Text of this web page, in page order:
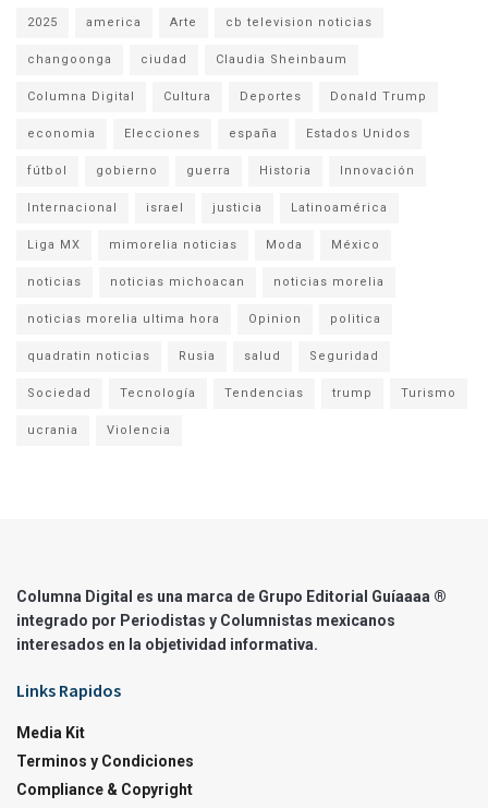
2025 america Arte cb television noticias
changoonga ciudad Claudia Sheinbaum
Columna Digital Cultura Deportes Donald Trump
economia Elecciones españa Estados Unidos
fútbol gobierno guerra Historia Innovación
Internacional israel justicia Latinoamérica
Liga MX mimorelia noticias Moda México
noticias noticias michoacan noticias morelia
noticias morelia ultima hora Opinion politica
quadratin noticias Rusia salud Seguridad
Sociedad Tecnología Tendencias trump Turismo
ucrania Violencia
Columna Digital es una marca de Grupo Editorial Guíaaaa ®
integrado por Periodistas y Columnistas mexicanos
interesados en la objetividad informativa.
Links Rapidos
Media Kit
Terminos y Condiciones
Compliance & Copyright